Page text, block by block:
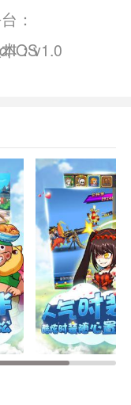
：
IOS
：v1.0